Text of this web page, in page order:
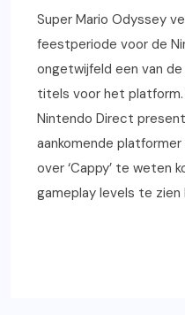
Super Mario Odyssey
feestperiode voor de
ongetwijfeld een van
titels voor het
Nintendo Direct
aankomende
over ‘Cappy’ te weten
gameplay levels te zien